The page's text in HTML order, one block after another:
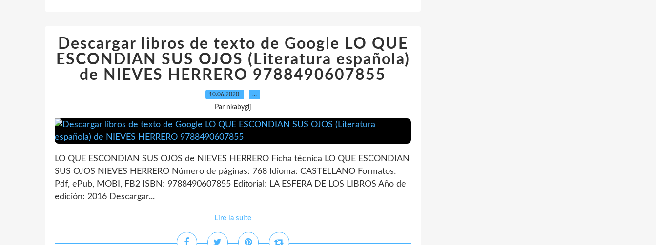
Descargar libros de texto de Google LO QUE
ESCONDIAN SUS OJOS (Literatura española)
de NIEVES HERRERO 9788490607855
10.06.2020 …
Par nkabygij
LO QUE ESCONDIAN SUS OJOS de NIEVES HERRERO Ficha técnica LO QUE ESCONDIAN
SUS OJOS NIEVES HERRERO Número de páginas: 768 Idioma: CASTELLANO Formatos:
Pdf, ePub, MOBI, FB2 ISBN: 9788490607855 Editorial: LA ESFERA DE LOS LIBROS Año de
edición: 2016 Descargar...
Lire la suite